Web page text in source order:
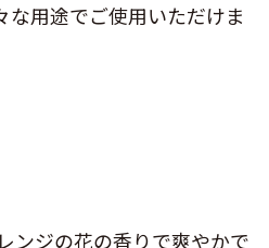
な用途でご使用いただけま
ジの花の香りで爽やかで